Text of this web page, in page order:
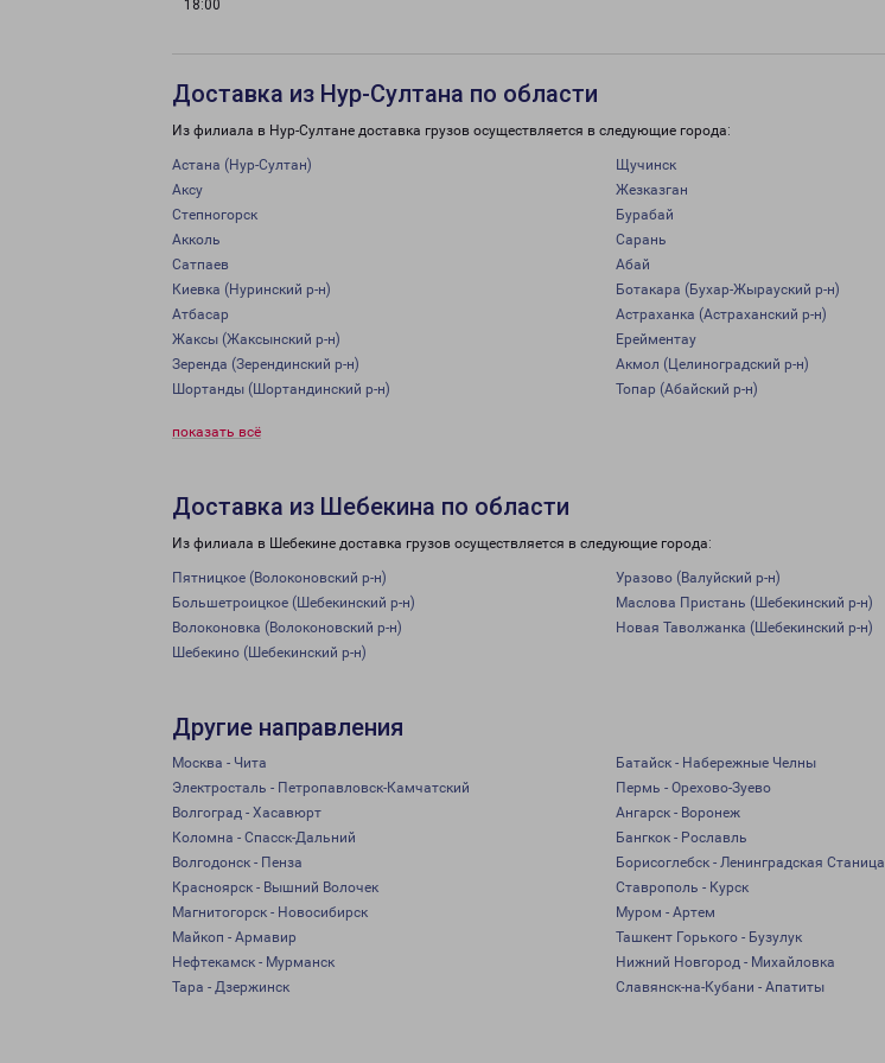
18:00
Доставка из Нур-Султана по области
Из филиала в Нур-Султане доставка грузов осуществляется в следующие города:
Астана (Нур-Султан) Щучинск
Аксу
Жезказган
Степногорск
Бурабай
Акколь
Сарань
Сатпаев
Абай
Киевка (Нуринский р-н)
Ботакара (Бухар-Жырауский р-н)
Атбасар
Астраханка (Астраханский р-н)
Жаксы (Жаксынский р-н)
Ерейментау
Зеренда (Зерендинский р-н)
Акмол (Целиноградский р-н)
Шортанды (Шортандинский р-н)
Топар (Абайский р-н)
показать всё
Доставка из Шебекина по области
Из филиала в Шебекине доставка грузов осуществляется в следующие города:
Пятницкое (Волоконовский р-н) Уразово (Валуйский р-н)
Большетроицкое (Шебекинский р-н)
Маслова Пристань (Шебекинский р-н)
Волоконовка (Волоконовский р-н)
Новая Таволжанка (Шебекинский р-н)
Шебекино (Шебекинский р-н)
Другие направления
Москва - Чита Батайск - Набережные Челны
Электросталь - Петропавловск-Камчатский
Пермь - Орехово-Зуево
Волгоград - Хасавюрт
Ангарск - Воронеж
Коломна - Спасск-Дальний
Бангкок - Рославль
Волгодонск - Пенза
Борисоглебск - Ленинградская Станица
Красноярск - Вышний Волочек
Ставрополь - Курск
Магнитогорск - Новосибирск
Муром - Артем
Майкоп - Армавир
Ташкент Горького - Бузулук
Нефтекамск - Мурманск
Нижний Новгород - Михайловка
Тара - Дзержинск
Славянск-на-Кубани - Апатиты